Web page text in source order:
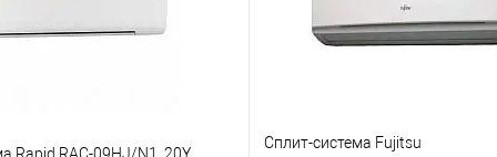
Сплит-система Fujitsu